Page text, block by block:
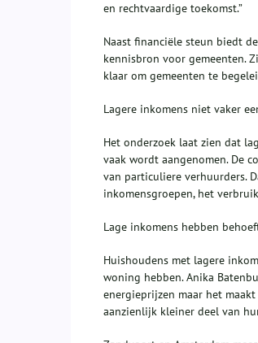
en rechtvaardige toekomst.”
Naast financiële steun biedt
kennisbron voor gemeenten.
klaar om gemeenten te
Lagere inkomens niet vaker
Het onderzoek laat zien dat
vaak wordt aangenomen. De
van particuliere verhuurders.
inkomensgroepen, het
Lage inkomens hebben
Huishoudens met lagere
woning hebben. Anika
energieprijzen maar het
aanzienlijk kleiner deel van